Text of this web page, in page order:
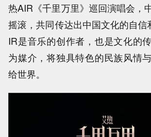
热AIR《千里万里》巡回演唱会，
摇滚，共同传达出中国文化的自
IR是音乐的创作者，也是文化的
为媒介，将独具特色的民族风情
给世界。